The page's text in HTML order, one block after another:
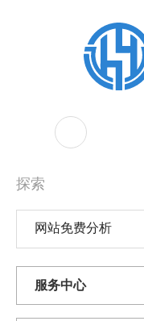
探索
网站免费分析
服务中心